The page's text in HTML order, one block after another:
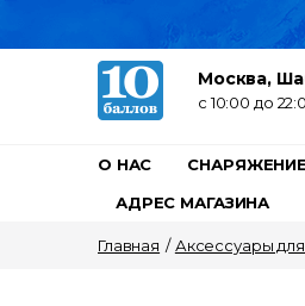
Москва,
c 10:00 до
О НАС СНАРЯЖЕНИЕ
АДРЕС МАГАЗИНА
Главная /Аксессуары